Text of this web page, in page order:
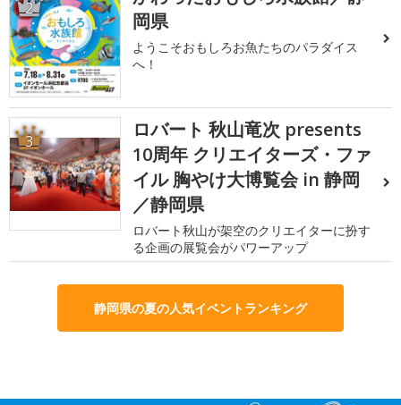
2
岡県
ようこそおもしろお魚たちのパラダイス
へ！
3
ロバート 秋山竜次 presents
10周年 クリエイターズ・ファ
イル 胸やけ大博覧会 in 静岡
／静岡県
ロバート秋山が架空のクリエイターに扮す
る企画の展覧会がパワーアップ
静岡県の夏の人気イベントランキング